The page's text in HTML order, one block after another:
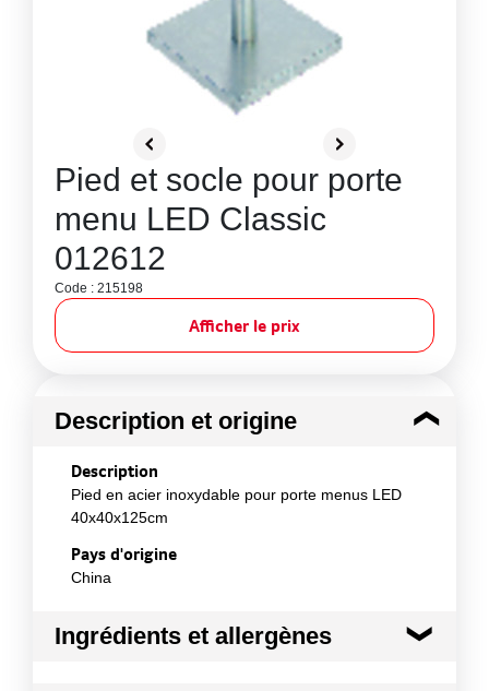
Pied et socle pour porte
menu LED Classic
012612
Code : 215198
Afficher le prix
Description et origine
Description
Pied en acier inoxydable pour porte menus LED
40x40x125cm
Pays d'origine
China
Ingrédients et allergènes